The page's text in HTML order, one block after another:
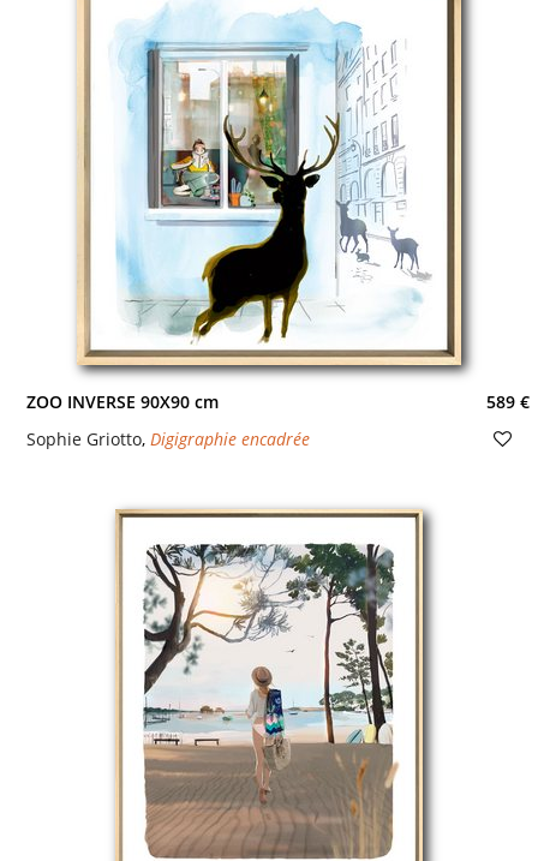
ZOO INVERSE 90X90 cm
589 €
Sophie Griotto, Digigraphie encadrée